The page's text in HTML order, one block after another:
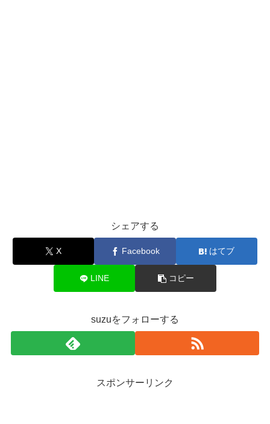
シェアする
X Facebook はてブ
LINE コピー
suzuをフォローする
スポンサーリンク